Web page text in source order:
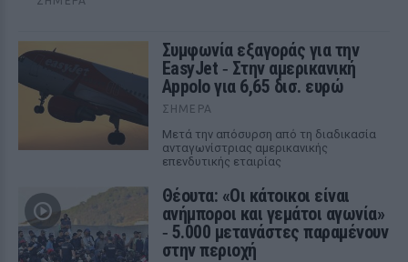
Συμφωνία εξαγοράς για την
EasyJet ‑ Στην αμερικανική
Appolo για 6,65 δισ. ευρώ
ΣΉΜΕΡΑ
Μετά την απόσυρση από τη διαδικασία
ανταγωνίστριας αμερικανικής
επενδυτικής εταιρίας
Θέουτα: «Οι κάτοικοι είναι
ανήμποροι και γεμάτοι αγωνία»
‑ 5.000 μετανάστες παραμένουν
στην περιοχή